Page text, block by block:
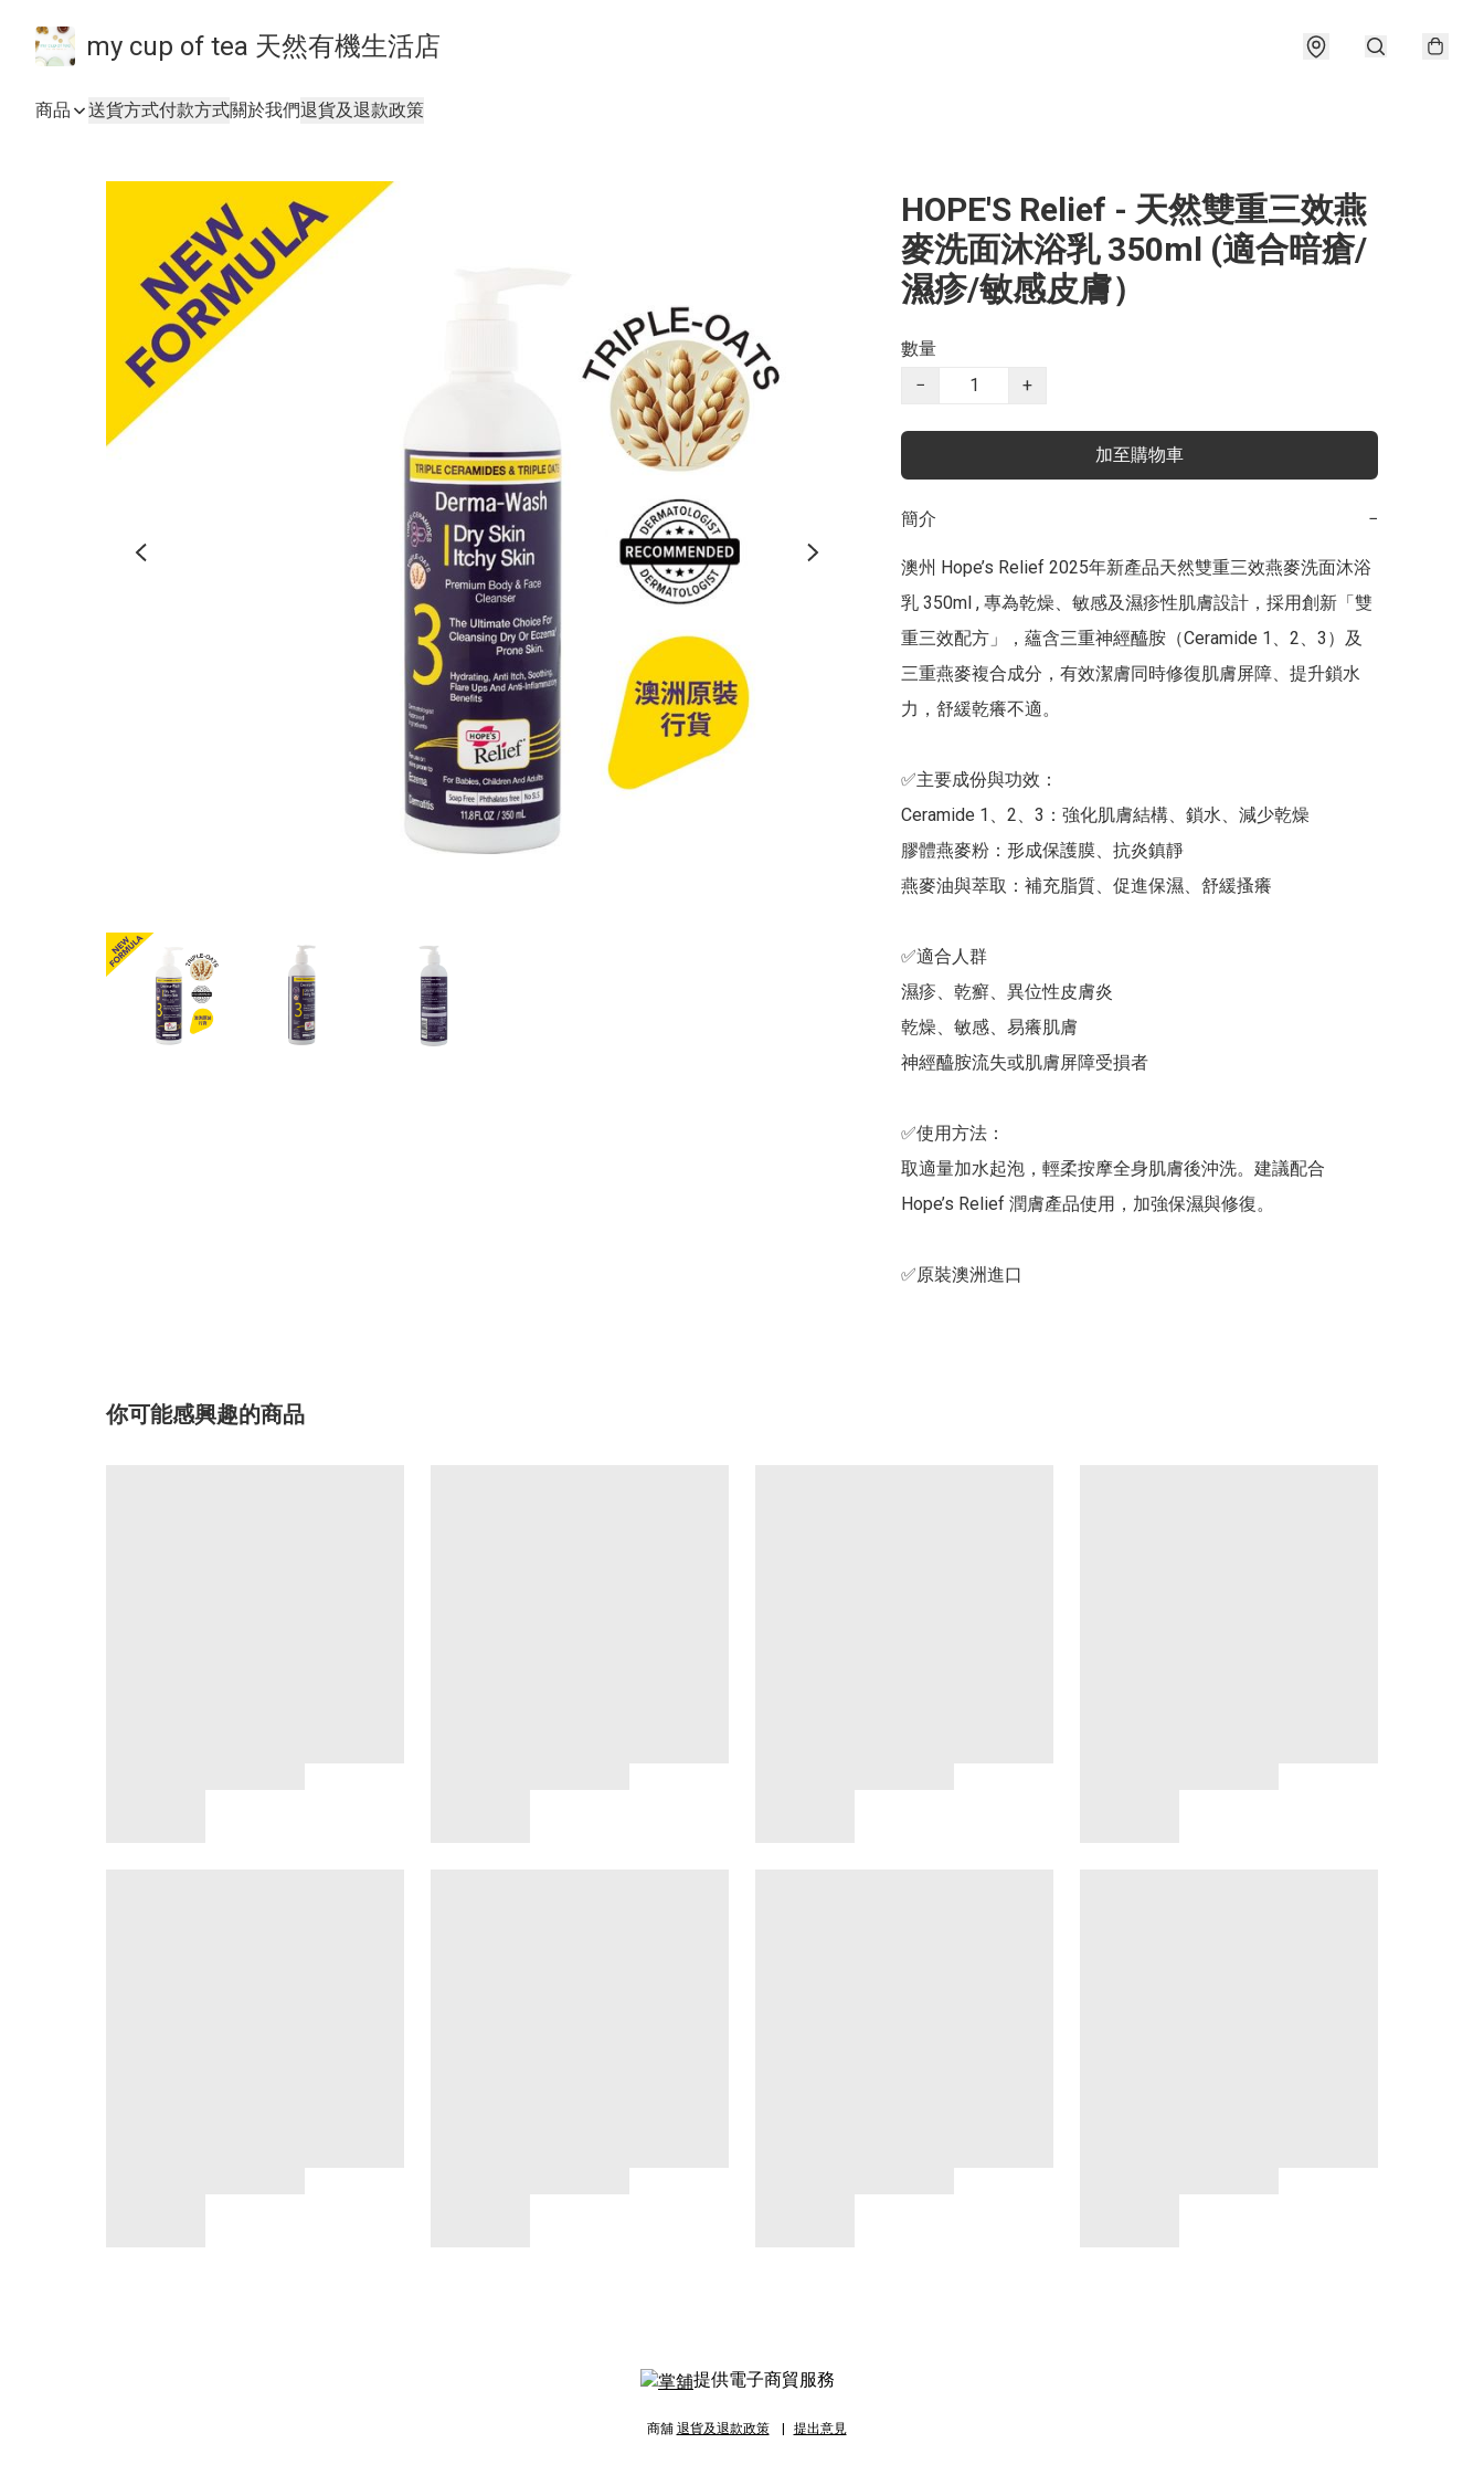
my cup of tea 天然有機生活店
商品 送貨方式付款方式關於我們退貨及退款政策
HOPE'S Relief - 天然雙重三效燕
麥洗面沐浴乳 350ml (適合暗瘡/
濕疹/敏感皮膚）
數量
−
+
加至購物車
簡介 −
澳州 Hope’s Relief 2025年新產品天然雙重三效燕麥洗面沐浴
乳 350ml , 專為乾燥、敏感及濕疹性肌膚設計，採用創新「雙
重三效配方」，蘊含三重神經醯胺（Ceramide 1、2、3）及
三重燕麥複合成分，有效潔膚同時修復肌膚屏障、提升鎖水
力，舒緩乾癢不適。
✅主要成份與功效：
Ceramide 1、2、3：強化肌膚結構、鎖水、減少乾燥
膠體燕麥粉：形成保護膜、抗炎鎮靜
燕麥油與萃取：補充脂質、促進保濕、舒緩搔癢
✅適合人群
濕疹、乾癬、異位性皮膚炎
乾燥、敏感、易癢肌膚
神經醯胺流失或肌膚屏障受損者
✅使用方法：
取適量加水起泡，輕柔按摩全身肌膚後沖洗。建議配合
Hope’s Relief 潤膚產品使用，加強保濕與修復。
✅原裝澳洲進口
你可能感興趣的商品
提供電子商貿服務
商舖 退貨及退款政策 提出意見